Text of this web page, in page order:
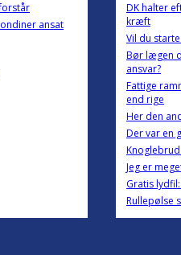
ansat
DK halter
kræft
Vil du
Bør lægen
ansvar?
Fattige
end rige
Her den
Der var en
Jeg er
Gratis
Rullepølse